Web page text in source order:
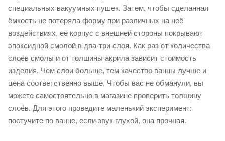
специальных вакуумных пушек. Затем, чтобы сделанная
ёмкость не потеряла форму при различных на неё
воздействиях, её корпус с внешней стороны покрывают
эпоксидной смолой в два-три слоя. Как раз от количества
слоёв смолы и от толщины акрила зависит стоимость
изделия. Чем слои больше, тем качество ванны лучше и
цена соответственно выше. Чтобы вас не обманули, вы
можете самостоятельно в магазине проверить толщину
слоёв. Для этого проведите маленький эксперимент:
постучите по ванне, если звук глухой, она прочная.